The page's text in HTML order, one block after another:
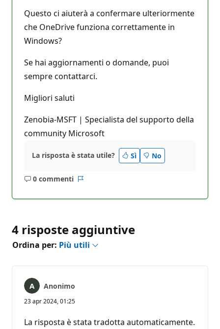
Questo ci aiuterà a confermare ulteriormente
che OneDrive funziona correttamente in
Windows?
Se hai aggiornamenti o domande, puoi
sempre contattarci.
Migliori saluti
Zenobia-MSFT | Specialista del supporto della
community Microsoft
La risposta è stata utile? Sì No
0 commenti
Nessun
4 risposte aggiuntive
Ordina per: Più utili
Anonimo
23 apr 2024, 01:25
La risposta è stata tradotta automaticamente.